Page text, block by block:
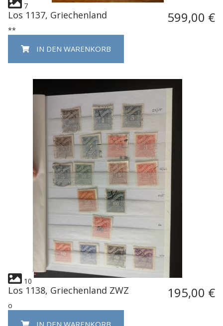
7
Los 1137, Griechenland 599,00 €
**
IN DEN WARENKORB
10
Los 1138, Griechenland ZWZ 195,00 €
o
IN DEN WARENKORB